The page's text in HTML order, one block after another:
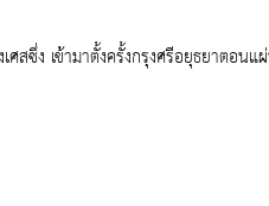
สซึ่ง เข้ามาตั้งครั้งกรุงศรีอยุธยาตอ